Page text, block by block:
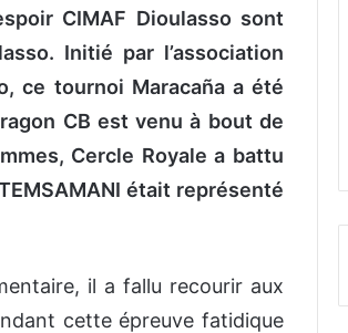
CIMAF Dioulasso sont
Initié par l’association
, ce tournoi Maracaña a été
CB est venu à bout de
Cercle Royale a battu
était représenté
il a fallu recourir aux
cette épreuve fatidique